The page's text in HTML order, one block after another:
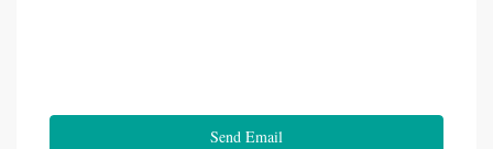
Send Email